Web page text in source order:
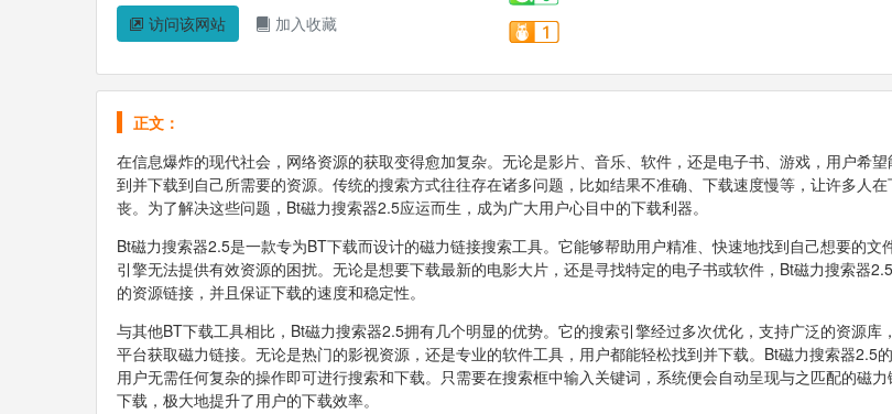
访问该网站 加入收藏
正文：
在信息爆炸的现代社会，网络资源的获取变得愈加复杂。无论是影片、音乐、软件，还是电子书、游戏，用户希
到并下载到自己所需要的资源。传统的搜索方式往往存在诸多问题，比如结果不准确、下载速度慢等，让许多人
丧。为了解决这些问题，Bt磁力搜索器2.5应运而生，成为广大用户心目中的下载利器。
Bt磁力搜索器2.5是一款专为BT下载而设计的磁力链接搜索工具。它能够帮助用户精准、快速地找到自己想要的文
引擎无法提供有效资源的困扰。无论是想要下载最新的电影大片，还是寻找特定的电子书或软件，Bt磁力搜索器
的资源链接，并且保证下载的速度和稳定性。
与其他BT下载工具相比，Bt磁力搜索器2.5拥有几个明显的优势。它的搜索引擎经过多次优化，支持广泛的资源库
平台获取磁力链接。无论是热门的影视资源，还是专业的软件工具，用户都能轻松找到并下载。Bt磁力搜索器2.5
用户无需任何复杂的操作即可进行搜索和下载。只需要在搜索框中输入关键词，系统便会自动呈现与之匹配的磁
下载，极大地提升了用户的下载效率。